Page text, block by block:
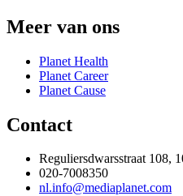
Meer van ons
Planet Health
Planet Career
Planet Cause
Contact
Reguliersdwarsstraat 108,
020-7008350
nl.info@mediaplanet.com